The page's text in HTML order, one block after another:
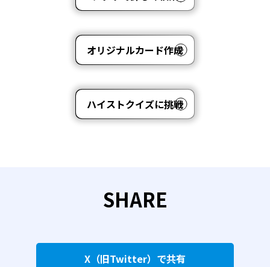
オリジナルカード作成
ハイストクイズに挑戦
SHARE
X（旧Twitter）で共有